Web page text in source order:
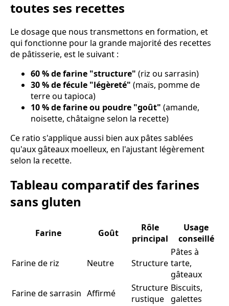
toutes ses recettes
Le dosage que nous transmettons en formation, et
qui fonctionne pour la grande majorité des recettes
de pâtisserie, est le suivant :
60 % de farine "structure" (riz ou sarrasin)
30 % de fécule "légèreté" (maïs, pomme de
terre ou tapioca)
10 % de farine ou poudre "goût" (amande,
noisette, châtaigne selon la recette)
Ce ratio s'applique aussi bien aux pâtes sablées
qu'aux gâteaux moelleux, en l'ajustant légèrement
selon la recette.
Tableau comparatif des farines
sans gluten
Farine Goût
Rôle
principal
Usage
conseillé
Farine de riz Neutre Structure
Pâtes à
tarte,
gâteaux
Farine de sarrasin Affirmé
Structure
rustique
Biscuits,
galettes